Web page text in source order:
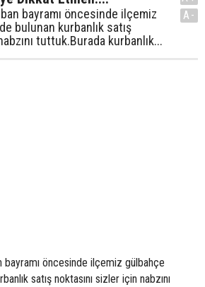
bayramı öncesinde ilçemiz
bulunan kurbanlık satış
tuttuk.Burada kurbanlık...
A-
bayramı öncesinde ilçemiz gülbahçe
satış noktasını sizler için nabzını